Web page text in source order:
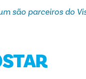
são parceiros do